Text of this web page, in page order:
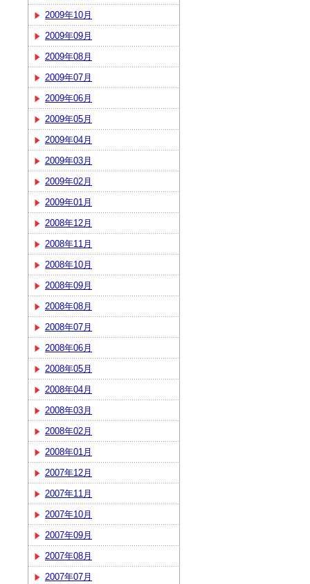
2009年10月
2009年09月
2009年08月
2009年07月
2009年06月
2009年05月
2009年04月
2009年03月
2009年02月
2009年01月
2008年12月
2008年11月
2008年10月
2008年09月
2008年08月
2008年07月
2008年06月
2008年05月
2008年04月
2008年03月
2008年02月
2008年01月
2007年12月
2007年11月
2007年10月
2007年09月
2007年08月
2007年07月